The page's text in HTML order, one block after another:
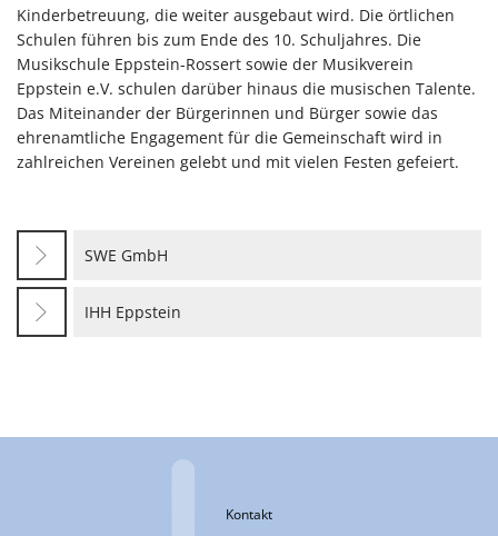
Kinderbetreuung, die weiter ausgebaut wird. Die örtlichen
Schulen führen bis zum Ende des 10. Schuljahres. Die
Musikschule Eppstein-Rossert sowie der Musikverein
Eppstein e.V. schulen darüber hinaus die musischen Talente.
Das Miteinander der Bürgerinnen und Bürger sowie das
ehrenamtliche Engagement für die Gemeinschaft wird in
zahlreichen Vereinen gelebt und mit vielen Festen gefeiert.
SWE GmbH
IHH Eppstein
Kontakt